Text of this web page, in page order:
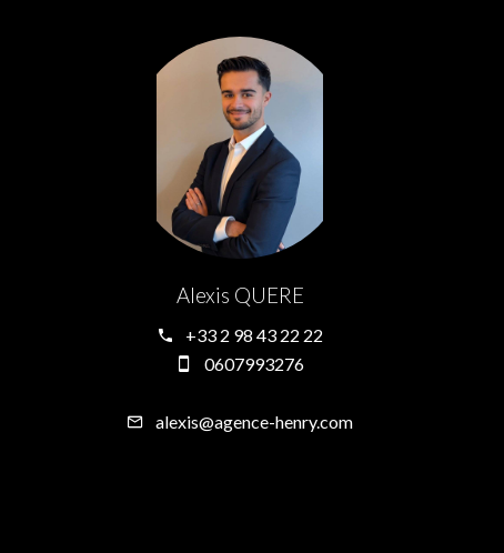
Alexis QUERE
+33 2 98 43 22 22
0607993276
alexis@agence-henry.com